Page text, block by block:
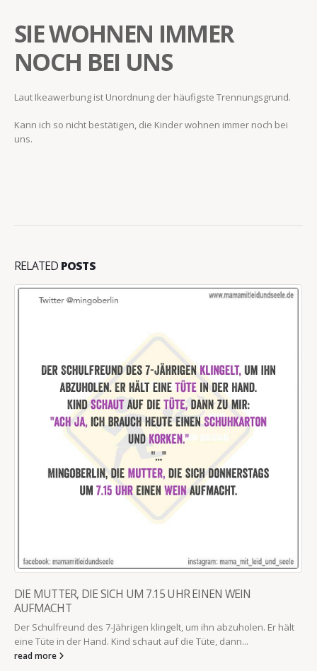
SIE WOHNEN IMMER
NOCH BEI UNS
Laut Ikeawerbung ist Unordnung der häufigste Trennungsgrund.
Kann ich so nicht bestätigen, die Kinder wohnen immer noch bei
uns.
RELATED POSTS
DIE MUTTER, DIE SICH UM 7.15 UHR EINEN WEIN
AUFMACHT
Der Schulfreund des 7-Jährigen klingelt, um ihn abzuholen. Er hält
eine Tüte in der Hand. Kind schaut auf die Tüte, dann...
read more